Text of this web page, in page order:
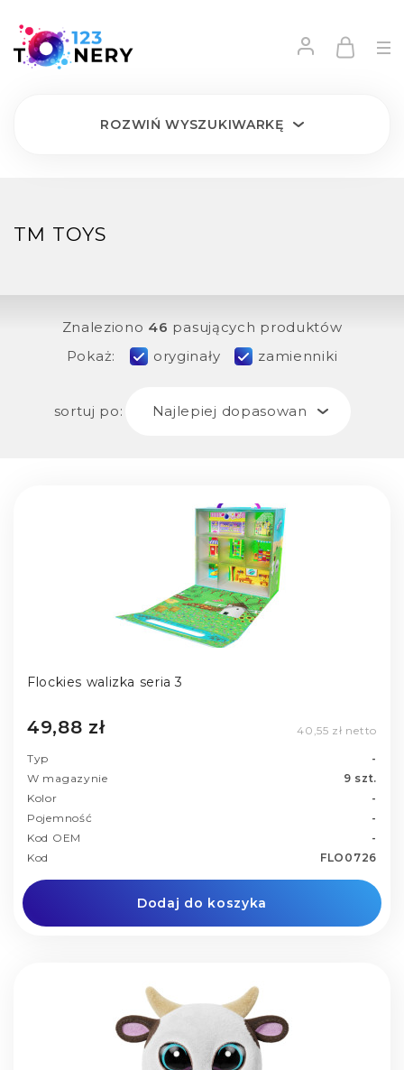
ROZWIŃ WYSZUKIWARKĘ
TM TOYS
Znaleziono 46 pasujących produktów
Pokaż:
oryginały zamienniki
sortuj po: Najlepiej dopasowane
Flockies walizka seria 3
49,88 zł 40,55 zł netto
Typ
-
W magazynie
9 szt.
Kolor
-
Pojemność
-
Kod OEM
-
Kod
FLO0726
Dodaj do koszyka